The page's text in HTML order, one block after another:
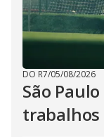
DO R7/05/08/2026
São